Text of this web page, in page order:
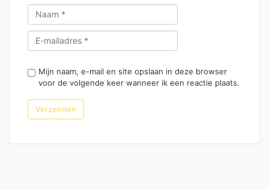
Mijn naam, e-mail en site opslaan in deze browser
voor de volgende keer wanneer ik een reactie plaats.